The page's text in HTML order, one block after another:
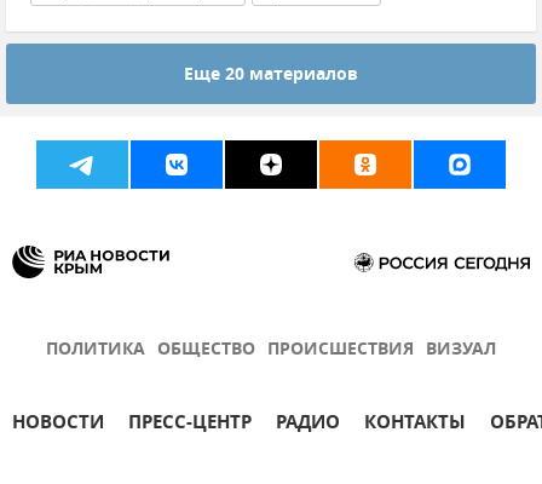
Еще 20 материалов
ПОЛИТИКА ОБЩЕСТВО ПРОИСШЕСТВИЯ ВИЗУАЛ
НОВОСТИ ПРЕСС-ЦЕНТР РАДИО КОНТАКТЫ